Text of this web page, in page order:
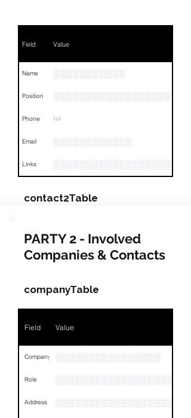
Field Value
Name ░░░░░░░░░░░
Position ░░░░░░░░░░░░░░░░░░
Phone NA
Email ░░░░░░░░░░░░
Links
contact2Table
Field Value
Name
Position
Phone NA
Email
Links NA
PARTY 2 - Involved
Companies & Contacts
companyTable
Field Value
Company ░░░░░░░░░░░░░░░░
Role
Address